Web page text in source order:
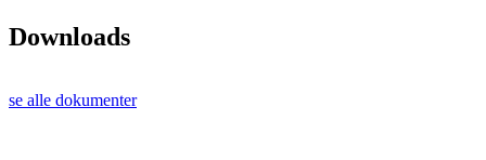
Downloads
se alle dokumenter